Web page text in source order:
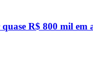
R$ 800 mil em